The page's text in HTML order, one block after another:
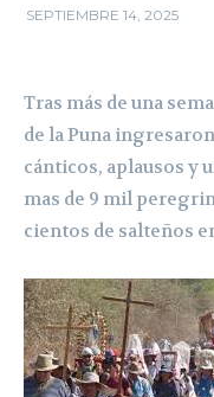
SEPTIEMBRE 14, 2025
Tras más de una
de la Puna
cánticos, aplausos y
mas de 9 mil
cientos de salteños